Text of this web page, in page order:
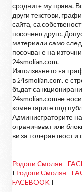
сродните му права.
други текстови,
сайта, са
посочено друго.
материали само
посочване на
24smolian.com.
Използването на
в 24smolian.com. е
бъдат санкционирани
24smolian.comне
коментарите под
Администраторите
ограничават или
ви за толерантност
Родопи Смолян -
I Родопи Смолян -
FACEBOOK I